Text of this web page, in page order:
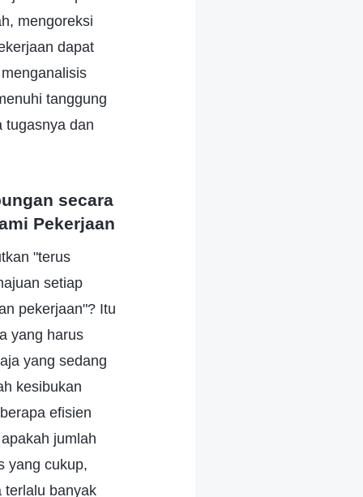
mengoreksi
dapat
tanggung
tugasnya dan
secara
Pekerjaan
"terus
setiap
pekerjaan"? Itu
yang harus
yang sedang
kesibukan
efisien
jumlah
yang cukup,
banyak